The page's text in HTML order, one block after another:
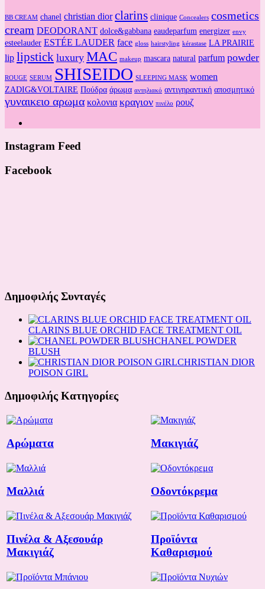
BB CREAM chanel christian dior clarins clinique Concealers cosmetics
cream DEODORANT dolce&gabbana eaudeparfum energizer envy
esteelauder ESTÉE LAUDER face gloss hairstyling kérastase LA PRAIRIE
lip lipstick luxury MAC makeup mascara natural parfum powder
ROUGE SERUM SHISEIDO SLEEPING MASK women
ZADIG&VOLTAIRE Πούδρα άρωμα αντηλιακό αντιγηραντική αποσμητικό
γυναικειο αρωμα κολονια κραγιον πινέλο ρουζ
Instagram Feed
Facebook
Δημοφιλής Συνταγές
CLARINS BLUE ORCHID FACE TREATMENT OIL
CHANEL POWDER
BLUSH
CHRISTIAN DIOR
POISON GIRL
Δημοφιλής Κατηγορίες
Αρώματα Μακιγιάζ
Μαλλιά Οδοντόκρεμα
Πινέλα & Αξεσουάρ
Μακιγιάζ
Προϊόντα
Καθαρισμού